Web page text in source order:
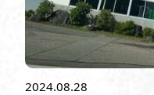
2024.08.28